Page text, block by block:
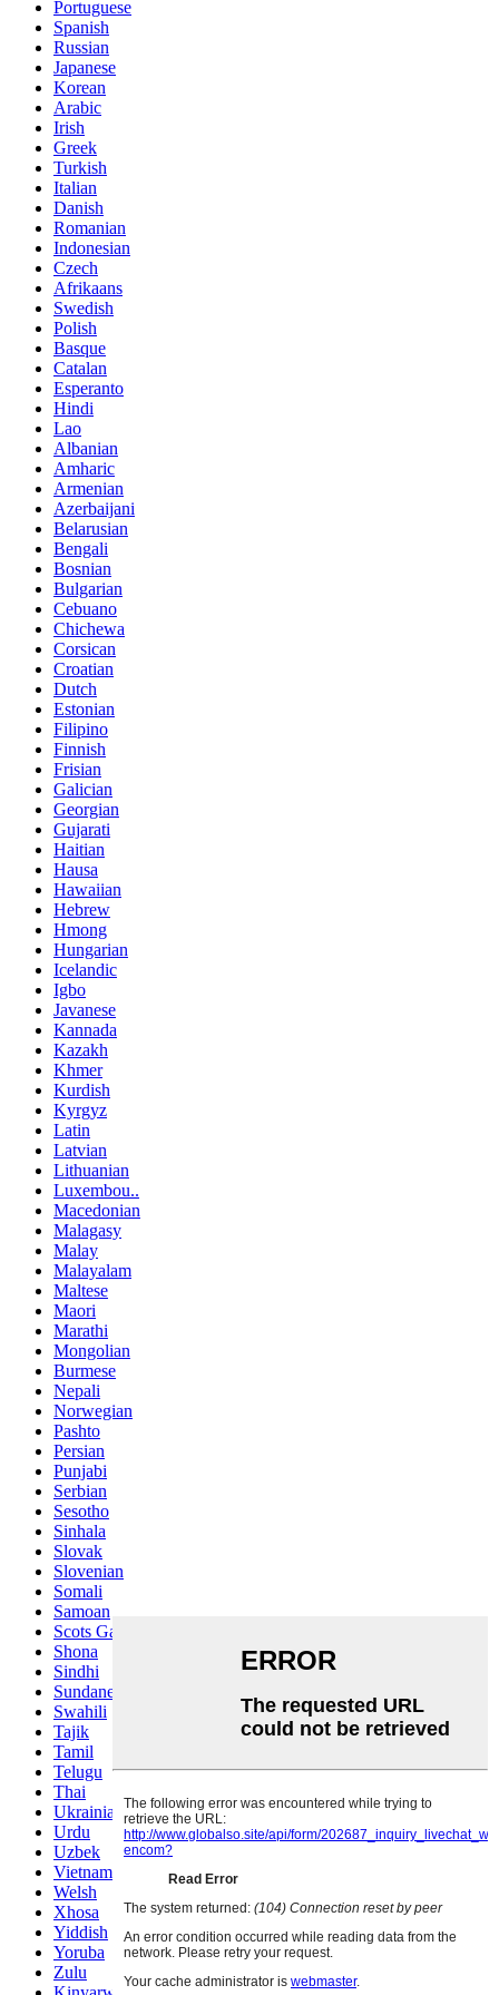
Portuguese
Spanish
Russian
Japanese
Korean
Arabic
Irish
Greek
Turkish
Italian
Danish
Romanian
Indonesian
Czech
Afrikaans
Swedish
Polish
Basque
Catalan
Esperanto
Hindi
Lao
Albanian
Amharic
Armenian
Azerbaijani
Belarusian
Bengali
Bosnian
Bulgarian
Cebuano
Chichewa
Corsican
Croatian
Dutch
Estonian
Filipino
Finnish
Frisian
Galician
Georgian
Gujarati
Haitian
Hausa
Hawaiian
Hebrew
Hmong
Hungarian
Icelandic
Igbo
Javanese
Kannada
Kazakh
Khmer
Kurdish
Kyrgyz
Latin
Latvian
Lithuanian
Luxembou..
Macedonian
Malagasy
Malay
Malayalam
Maltese
Maori
Marathi
Mongolian
Burmese
Nepali
Norwegian
Pashto
Persian
Punjabi
Serbian
Sesotho
Sinhala
Slovak
Slovenian
Somali
Samoan
Scots Gaelic
Shona
Sindhi
Sundanese
Swahili
Tajik
Tamil
Telugu
Thai
Ukrainian
Urdu
Uzbek
Vietnamese
Welsh
Xhosa
Yiddish
Yoruba
Zulu